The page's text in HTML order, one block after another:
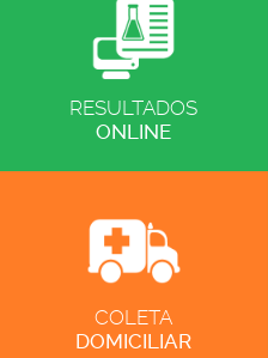
RESULTADOS
ONLINE
COLETA
DOMICILIAR